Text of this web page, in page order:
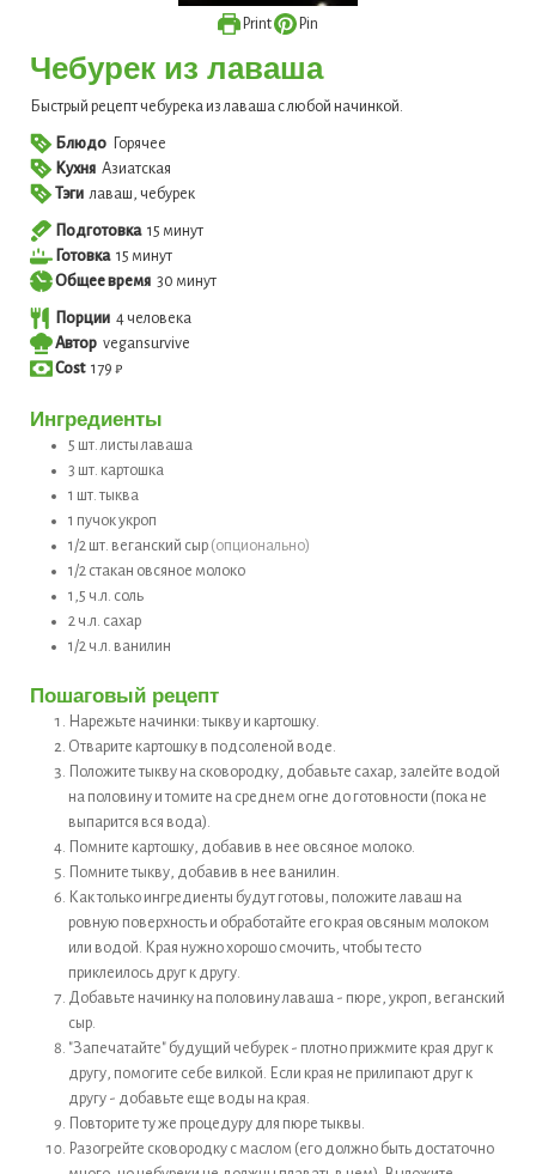
Print Pin
Чебурек из лаваша
Быстрый рецепт чебурека из лаваша с любой начинкой.
Блюдо
Горячее
Кухня Азиатская
Тэги лаваш, чебурек
Подготовка 15 минут
минут
Готовка 15 минут
минут
Общее время 30 минут
минут
Порции 4 человека
Автор vegansurvive
Cost 179 ₽
Ингредиенты
5 шт. листы лаваша
3 шт. картошка
1 шт. тыква
1 пучокукроп
1/2 шт. веганский сыр (опционально)
1/2 стакан овсяное молоко
1,5 ч.л. соль
2 ч.л. сахар
1/2 ч.л. ванилин
Пошаговый рецепт
Нарежьте начинки: тыкву и картошку.
Отварите картошку в подсоленой воде.
Положите тыкву на сковородку, добавьте сахар, залейте водой
на половину и томите на среднем огне до готовности (пока не
выпарится вся вода).
Помните картошку, добавив в нее овсяное молоко.
Помните тыкву, добавив в нее ванилин.
Как только ингредиенты будут готовы, положите лаваш на
ровную поверхность и обработайте его края овсяным молоком
или водой. Края нужно хорошо смочить, чтобы тесто
приклеилось друг к другу.
Добавьте начинку на половину лаваша - пюре, укроп, веганский
сыр.
"Запечатайте" будущий чебурек - плотно прижмите края друг к
другу, помогите себе вилкой. Если края не прилипают друг к
другу - добавьте еще воды на края.
Повторите ту же процедуру для пюре тыквы.
Разогрейте сковородку с маслом (его должно быть достаточно